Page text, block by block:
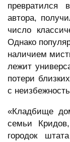
автора,
число
Однако
наличием
лежит
потери
с
«Кладбище
семьи
городок